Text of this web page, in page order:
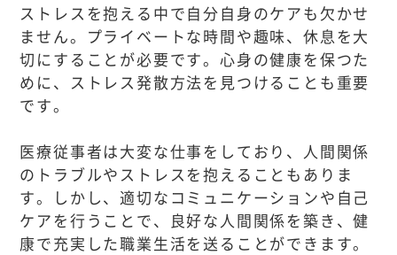
ストレスを抱える中で自分自身のケアも欠かせ
ません。プライベートな時間や趣味、休息を大
切にすることが必要です。心身の健康を保つた
めに、ストレス発散方法を見つけることも重要
です。
医療従事者は大変な仕事をしており、人間関係
のトラブルやストレスを抱えることもありま
す。しかし、適切なコミュニケーションや自己
ケアを行うことで、良好な人間関係を築き、健
康で充実した職業生活を送ることができます。